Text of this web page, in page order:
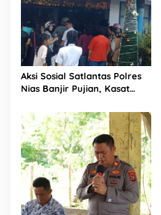
i
d
i
k
a
n
Aksi Sosial Satlantas Polres
Nias Banjir Pujian, Kasat
Bagikan 1.000 Dus Kopi
Fresco untuk Warga di
Tengah Sulitnya Ekonomi